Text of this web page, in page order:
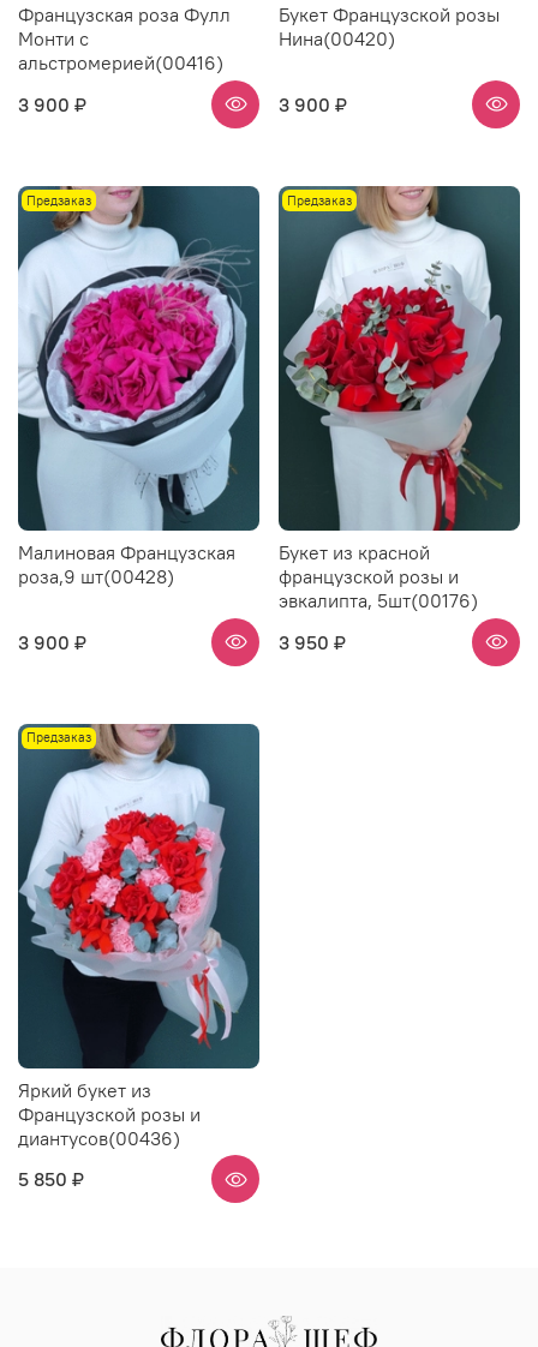
Французская роза Фулл
Монти с
альстромерией(00416)
3 900 ₽
Букет Французской розы
Нина(00420)
3 900 ₽
Предзаказ
Малиновая Французская
роза,9 шт(00428)
3 900 ₽
Предзаказ
Букет из красной
французской розы и
эвкалипта, 5шт(00176)
3 950 ₽
Предзаказ
Яркий букет из
Французской розы и
диантусов(00436)
5 850 ₽